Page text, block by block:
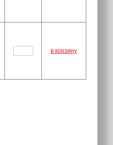
в корзину